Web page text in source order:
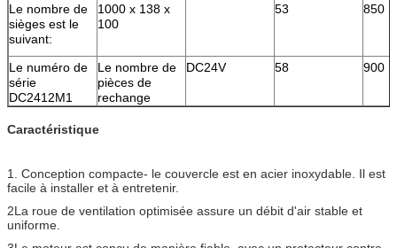
Le nombre de
sièges est le
suivant:
1000 x 138 x
100
53 850
Le numéro de
série
DC2412M1
Le nombre de
pièces de
rechange
DC24V 58 900
Caractéristique
1. Conception compacte- le couvercle est en acier inoxydable. Il est
facile à installer et à entretenir.
2La roue de ventilation optimisée assure un débit d'air stable et
uniforme.